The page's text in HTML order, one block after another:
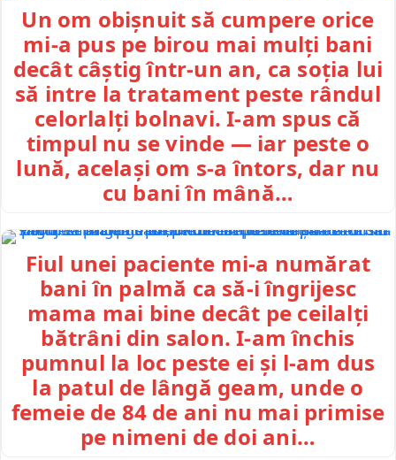
Un om obișnuit să cumpere orice
mi-a pus pe birou mai mulți bani
decât câștig într-un an, ca soția lui
să intre la tratament peste rândul
celorlalți bolnavi. I-am spus că
timpul nu se vinde — iar peste o
lună, același om s-a întors, dar nu
cu bani în mână…
Fiul unei paciente mi-a numărat
bani în palmă ca să-i îngrijesc
mama mai bine decât pe ceilalți
bătrâni din salon. I-am închis
pumnul la loc peste ei și l-am dus
la patul de lângă geam, unde o
femeie de 84 de ani nu mai primise
pe nimeni de doi ani…